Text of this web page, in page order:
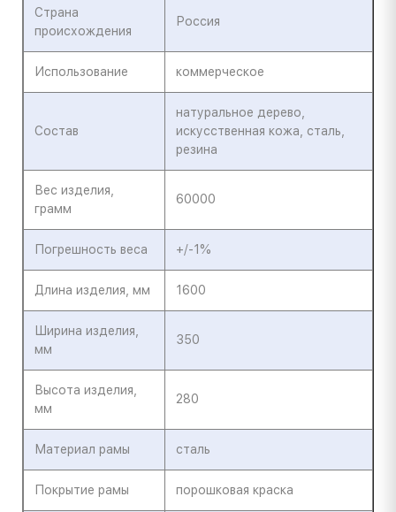
Страна
происхождения
Россия
Использование коммерческое
Состав
натуральное дерево,
искусственная кожа, сталь,
резина
Вес изделия,
грамм
60000
Погрешность веса +/-1%
Длина изделия, мм 1600
Ширина изделия,
мм
350
Высота изделия,
мм
280
Материал рамы сталь
Покрытие рамы порошковая краска